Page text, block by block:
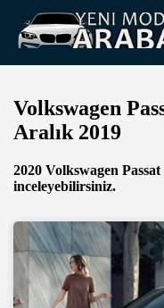
Volkswagen
Aralık 2019
2020 Volkswagen
inceleyebilirsiniz.